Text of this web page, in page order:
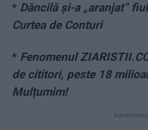
* Dăncilă și-a „aranjat”
Curtea de Conturi
* Fenomenul
de cititori, peste 18
Mulțumim!
-